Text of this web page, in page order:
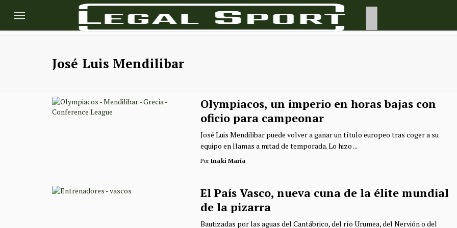
José Luis Mendilibar
Olympiacos, un imperio en horas bajas con
oficio para campeonar
José Luis Mendilibar puede volver a ganar un título europeo tras coger a su
equipo en llamas a mitad de temporada. Lo hizo ...
PorIñaki María
El País Vasco, nueva cuna de la élite mundial
de la pizarra
Bautizadas por las aguas del Cantábrico, del río Urumea, del Nervión o del